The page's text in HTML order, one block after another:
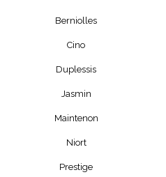
Berniolles
Cino
Duplessis
Jasmin
Maintenon
Niort
Prestige